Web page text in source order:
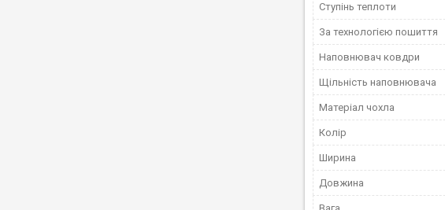
Ступінь теплоти
За технологією пошиття
Наповнювач ковдри
Щільність наповнювача
Матеріал чохла
Колір
Ширина
Довжина